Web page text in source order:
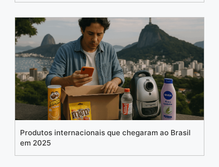
Produtos internacionais que chegaram ao Brasil
em 2025